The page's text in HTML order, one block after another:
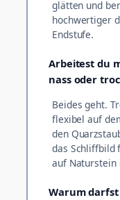
glätten und
hochwertiger
Endstufe.
Arbeitest du
nass oder
Beides geht.
flexibel auf
den
das Schliffbild
auf Naturstein
Warum